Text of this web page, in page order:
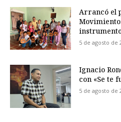
Arrancó el
5 de agosto de
Ignacio
con «Se te
5 de agosto de